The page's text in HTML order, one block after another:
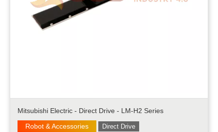
Mitsubishi Electric - Direct Drive - LM-H2 Series
Robot & Accessories
Direct Drive